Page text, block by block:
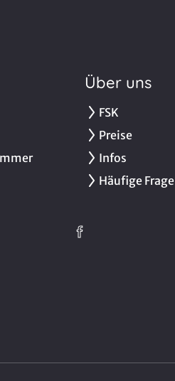
Über uns
FSK
Preise
Infos
Häufige